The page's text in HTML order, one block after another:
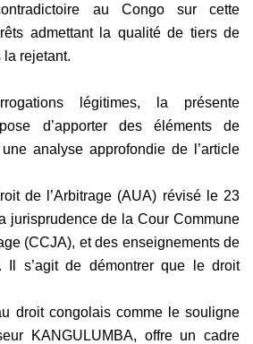
au Congo sur cette
admettant la qualité de tiers de
la rejetant.
légitimes, la présente
d’apporter des éléments de
analyse approfondie de l’article
de l’Arbitrage (AUA) révisé le 23
jurisprudence de la Cour Commune
(CCJA), et des enseignements de
Il s’agit de démontrer que le droit
droit congolais comme le souligne
KANGULUMBA, offre un cadre